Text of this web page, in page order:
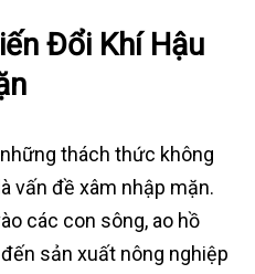
Đổi Khí Hậu
thách thức không
vấn đề xâm nhập mặn.
các con sông, ao hồ
sản xuất nông nghiệp